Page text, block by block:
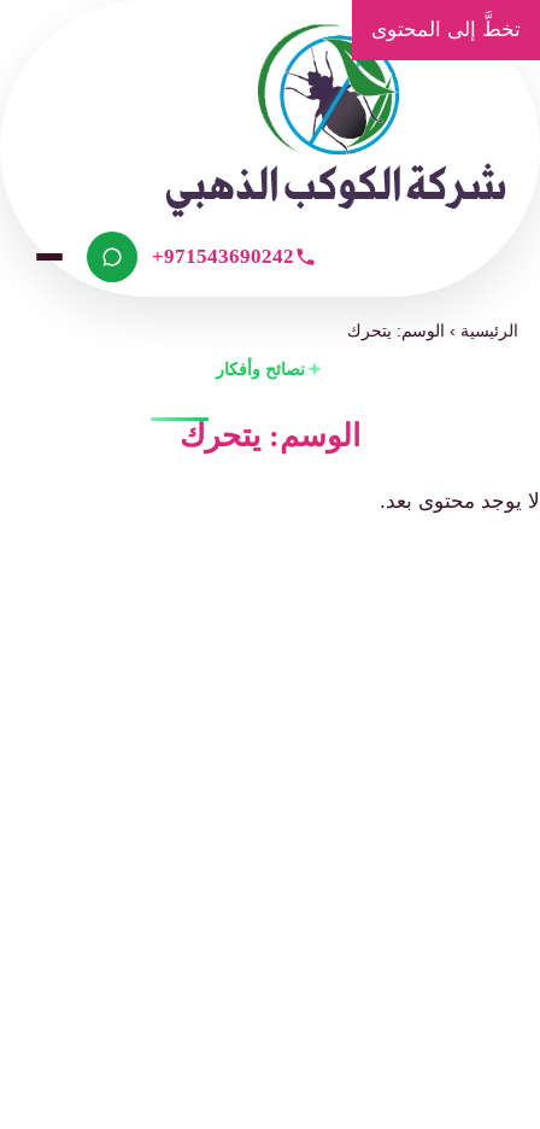
تخطَّ إلى المحتوى
+971543690242
الرئيسية ›الوسم: يتحرك
نصائح وأفكار
الوسم: يتحرك
لا يوجد محتوى بعد.